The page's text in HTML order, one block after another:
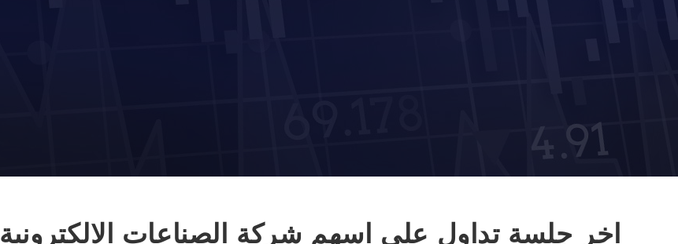
اخر جلسة تداول على اسهم شركة الصناعات الالكترونية